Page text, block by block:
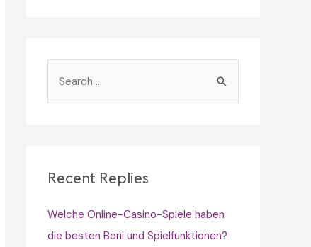
h
o
r
Recent Replies
Welche Online-Casino-Spiele haben
die besten Boni und Spielfunktionen?